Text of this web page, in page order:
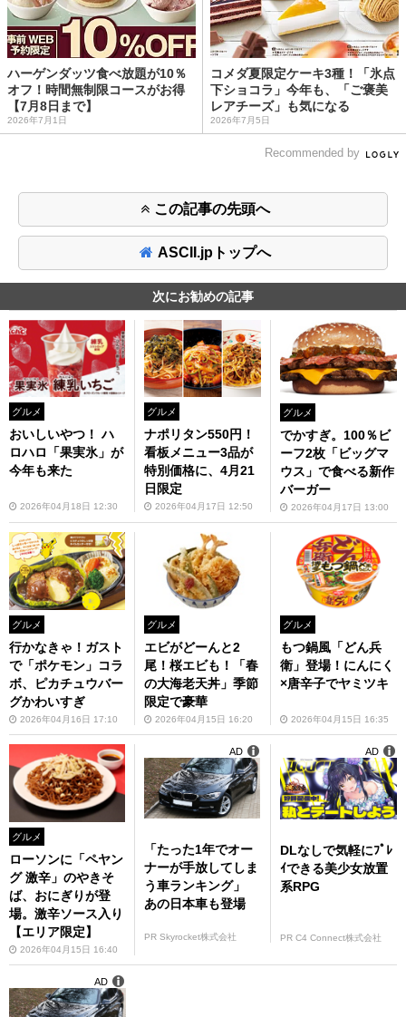
ハーゲンダッツ食べ放題が10％
オフ！時間無制限コースがお得
【7月8日まで】
2026年7月1日
コメダ夏限定ケーキ3種！「氷点
下ショコラ」今年も、「ご褒美
レアチーズ」も気になる
2026年7月5日
Recommended by
この記事の先頭へ
ASCII.jpトップへ
次にお勧めの記事
グルメ
おいしいやつ！ ハ
ロハロ「果実氷」が
今年も来た
2026年04月18日 12:30
グルメ
ナポリタン550円！
看板メニュー3品が
特別価格に、4月21
日限定
2026年04月17日 12:50
グルメ
でかすぎ。100％ビ
ーフ2枚「ビッグマ
ウス」で食べる新作
バーガー
2026年04月17日 13:00
グルメ
行かなきゃ！ガスト
で「ポケモン」コラ
ボ、ピカチュウバー
グかわいすぎ
2026年04月16日 17:10
グルメ
エビがどーんと2
尾！桜エビも！「春
の大海老天丼」季節
限定で豪華
2026年04月15日 16:20
グルメ
もつ鍋風「どん兵
衛」登場！にんにく
×唐辛子でヤミツキ
2026年04月15日 16:35
グルメ
ローソンに「ペヤン
グ 激辛」のやきそ
ば、おにぎりが登
場。激辛ソース入り
【エリア限定】
2026年04月15日 16:40
「たった1年でオー
ナーが手放してしま
う車ランキング」
あの日本車も登場
PR Skyrocket株式会社
AD
DLなしで気軽にﾌﾟﾚ
ｲできる美少女放置
系RPG
PR C4 Connect株式会社
AD
AD